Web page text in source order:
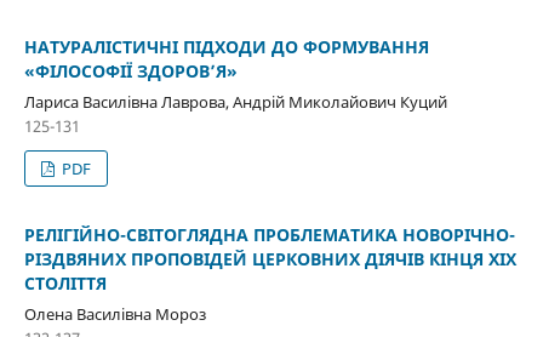
НАТУРАЛІСТИЧНІ ПІДХОДИ ДО ФОРМУВАННЯ
«ФІЛОСОФІЇ ЗДОРОВ’Я»
Лариса Василівна Лаврова, Андрій Миколайович Куций
125-131
PDF
РЕЛІГІЙНО-СВІТОГЛЯДНА ПРОБЛЕМАТИКА НОВОРІЧНО-
РІЗДВЯНИХ ПРОПОВІДЕЙ ЦЕРКОВНИХ ДІЯЧІВ КІНЦЯ ХІХ
СТОЛІТТЯ
Олена Василівна Мороз